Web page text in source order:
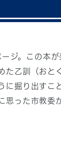
ジ。この本
た乙訓（おと
掘り出すこ
った市教委